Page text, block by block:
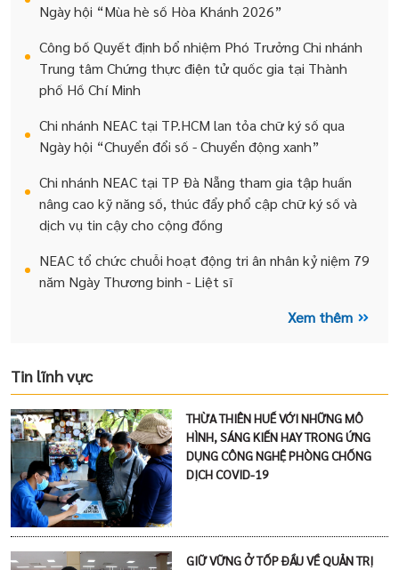
Ngày hội “Mùa hè số Hòa Khánh 2026”
Công bố Quyết định bổ nhiệm Phó Trưởng Chi nhánh
Trung tâm Chứng thực điện tử quốc gia tại Thành
phố Hồ Chí Minh
Chi nhánh NEAC tại TP.HCM lan tỏa chữ ký số qua
Ngày hội “Chuyển đổi số - Chuyển động xanh”
Chi nhánh NEAC tại TP Đà Nẵng tham gia tập huấn
nâng cao kỹ năng số, thúc đẩy phổ cập chữ ký số và
dịch vụ tin cậy cho cộng đồng
NEAC tổ chức chuỗi hoạt động tri ân nhân kỷ niệm 79
năm Ngày Thương binh - Liệt sĩ
Xem thêm
Tin lĩnh vực
THỪA THIÊN HUẾ VỚI NHỮNG MÔ
HÌNH, SÁNG KIẾN HAY TRONG ỨNG
DỤNG CÔNG NGHỆ PHÒNG CHỐNG
DỊCH COVID-19
GIỮ VỮNG Ở TỐP ĐẦU VỀ QUẢN TRỊ